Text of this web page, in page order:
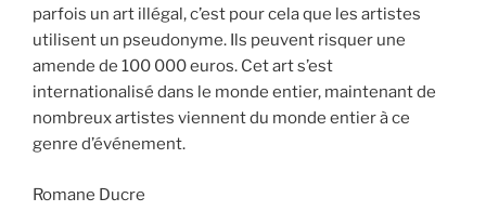
parfois un art illégal, c’est pour cela que les artistes
utilisent un pseudonyme. Ils peuvent risquer une
amende de 100 000 euros. Cet art s’est
internationalisé dans le monde entier, maintenant de
nombreux artistes viennent du monde entier à ce
genre d’événement.
Romane Ducre